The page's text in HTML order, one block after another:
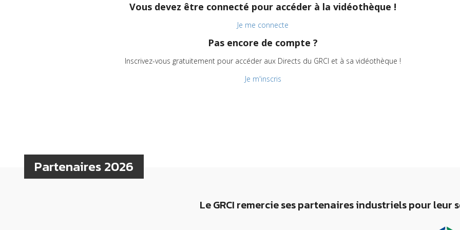
Vous devez être connecté pour accéder à la vidéothèque !
Je me connecte
Pas encore de compte ?
Inscrivez-vous gratuitement pour accéder aux Directs du GRCI et à sa vidéothèque !
Je m'inscris
Partenaires 2026
Le GRCI remercie ses partenaires industriels pour leur